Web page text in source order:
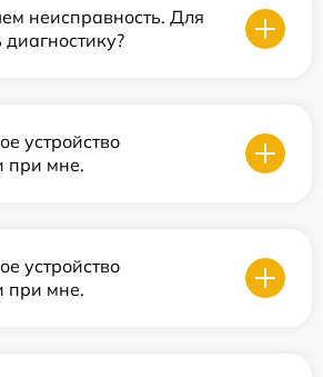
неисправность. Для
диагностику?
устройство
при мне.
устройство
при мне.